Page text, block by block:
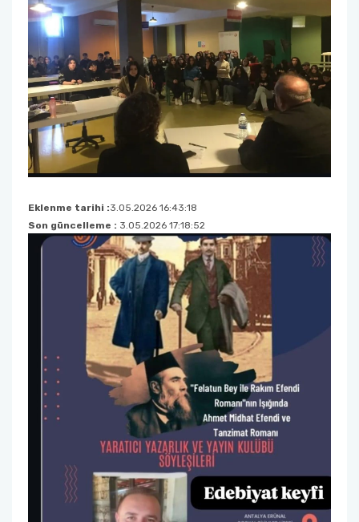
Eklenme tarihi :3.05.2026 16:43:18
Son güncelleme : 3.05.2026 17:18:52